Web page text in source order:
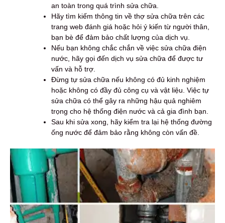
an toàn trong quá trình sửa chữa.
Hãy tìm kiếm thông tin về thợ sửa chữa trên các
trang web đánh giá hoặc hỏi ý kiến từ người thân,
bạn bè để đảm bảo chất lượng của dịch vụ.
Nếu bạn không chắc chắn về việc sửa chữa điện
nước, hãy gọi đến dịch vụ sửa chữa để được tư
vấn và hỗ trợ.
Đừng tự sửa chữa nếu không có đủ kinh nghiệm
hoặc không có đầy đủ công cụ và vật liệu. Việc tự
sửa chữa có thể gây ra những hậu quả nghiêm
trọng cho hệ thống điện nước và cả gia đình bạn.
Sau khi sửa xong, hãy kiểm tra lại hệ thống đường
ống nước để đảm bảo rằng không còn vấn đề.